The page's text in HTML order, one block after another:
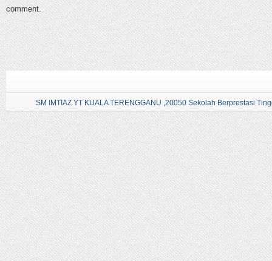
comment.
SM IMTIAZ YT KUALA TERENGGANU ,20050 Sekolah Berprestasi